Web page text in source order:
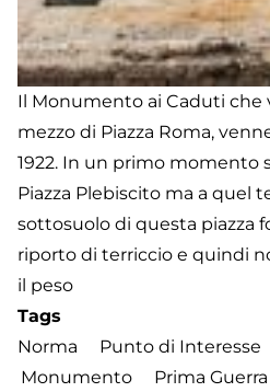
Il Monumento ai Caduti che
mezzo di Piazza Roma,
1922. In un primo momento
Piazza Plebiscito ma a quel
sottosuolo di questa piazza
riporto di terriccio e quindi
il peso
Tags
Norma
Punto di Interesse
Monumento
Prima